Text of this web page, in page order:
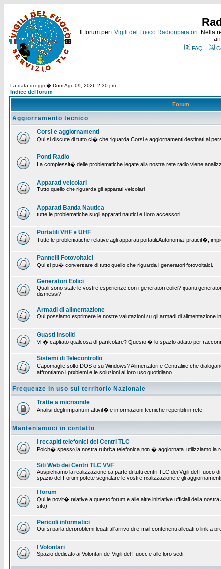
Il forum per i Vigili del Fuoco Radioriparatori. Nella
FAQ
La data di oggi � Dom Ago 09, 2026 2:30 pm
Indice del forum
Forum
Aggiornamento tecnico
Corsi e aggiornamenti
Qui si discute di tutto ci� che riguarda Corsi e aggiornamenti destinati al
Ponti Radio
La complessit� delle problematiche legate alla nostra rete radio viene
Apparati veicolari
Tutto quello che riguarda gli apparati veicolari
Apparati Banda Nautica
tutte le problematiche sugli apparati nautici e i loro accessori.
Portatili VHF e UHF
Tutte le problematiche relative agli apparati portatili:Autonomia, praticit�,
Pannelli Fotovoltaici
Qui si pu� conversare di tutto quello che riguarda i generatori fotovoltaici.
Generatori Eolici
Quali sono state le vostre esperienze con i generatori eolici? quanti
dismessi?
Armadi di alimentazione
Qui possiamo esprimere le nostre valutazioni su gli armadi di alimentazione
Guasti insoliti
Vi � capitato qualcosa di particolare? Questo � lo spazio adatto per
Sistemi di Telecontrollo
Capomaglie sotto DOS o su Windows? Alimentatori e Centraline che
affrontiamo i problemi e le soluzioni al loro uso quotidiano.
Frequenze in uso sul territorio Nazionale
Tratte a microonde
Analisi degli impianti in attivit� e informazioni tecniche reperibili in rete.
Manteniamoci in contatto
I recapiti telefonici dei Centri TLC
Poich� spesso la nostra rubrica telefonica non � aggiornata, utilizziamo la
Siti Web dei Centri TLC VVF
Auspichiamo la realizzazione da parte di tutti centri TLC dei Vigili del Fuoco
spazio del Forum potete segnalare le vostre realizzazione e gli
I forum
Qui le novit� relative a questo forum e alle altre iniziative ufficiali della
sito)
Pericoli informatici
Qui si parla dei problemi legati all'arrivo di e-mail contenenti allegati o link a
I Volontari
Spazio dedicato ai Volontari dei Vigili del Fuoco e alle loro sedi